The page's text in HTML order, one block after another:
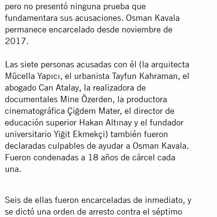
pero no presentó ninguna prueba que
fundamentara sus acusaciones. Osman Kavala
permanece encarcelado desde noviembre de
2017.
Las siete personas acusadas con él (la arquitecta
Mücella Yapıcı, el urbanista Tayfun Kahraman, el
abogado Can Atalay, la realizadora de
documentales Mine Özerden, la productora
cinematográfica Çiğdem Mater, el director de
educación superior Hakan Altınay y el fundador
universitario Yiğit Ekmekçi) también fueron
declaradas culpables de ayudar a Osman Kavala.
Fueron condenadas a 18 años de cárcel cada
una.
Seis de ellas fueron encarceladas de inmediato, y
se dictó una orden de arresto contra el séptimo